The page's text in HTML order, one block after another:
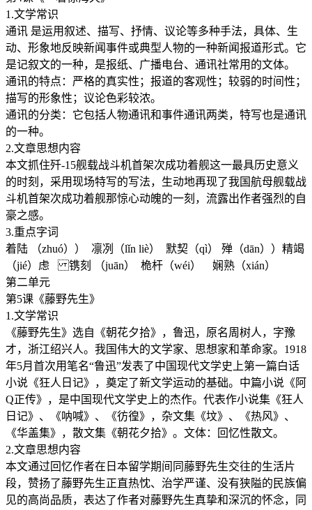
1.文学常识
通讯 是运用叙述、描写、抒情、议论等多种手法，具体、生
动、形象地反映新闻事件或典型人物的一种新闻报道形式。它
是记叙文的一种，是报纸、广播电台、通讯社常用的文体。
通讯的特点：严格的真实性；报道的客观性；较弱的时间性；
描写的形象性；议论色彩较浓。
通讯的分类：它包括人物通讯和事件通讯两类，特写也是通讯
的一种。
2.文章思想内容
本文抓住歼-15舰载战斗机首架次成功着舰这一最具历史意义
的时刻，采用现场特写的写法，生动地再现了我国航母舰载战
斗机首架次成功着舰那惊心动魄的一刻，流露出作者强烈的自
豪之感。
3.重点字词
着陆 （zhuó）） 凛冽（lǐn liè） 默契（qì） 殚（dān））精竭
（jié）虑 镌刻 （juān） 桅杆（wéi） 娴熟（xián）
第二单元
第5课《藤野先生》
1.文学常识
《藤野先生》选自《朝花夕拾》，鲁迅，原名周树人，字豫
才，浙江绍兴人。我国伟大的文学家、思想家和革命家。1918
年5月首次用笔名“鲁迅”发表了中国现代文学史上第一篇白话
小说《狂人日记》，奠定了新文学运动的基础。中篇小说《阿
Q正传》，是中国现代文学史上的杰作。代表作小说集《狂人
日记》、《呐喊》、《彷徨》，杂文集《坟》、《热风》、
《华盖集》，散文集《朝花夕拾》。文体：回忆性散文。
2.文章思想内容
本文通过回忆作者在日本留学期间同藤野先生交往的生活片
段，赞扬了藤野先生正直热忱、治学严谨、没有狭隘的民族偏
见的高尚品质，表达了作者对藤野先生真挚和深沉的怀念，同